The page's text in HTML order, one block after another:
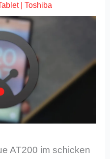
| Toshiba
AT200 im schicken